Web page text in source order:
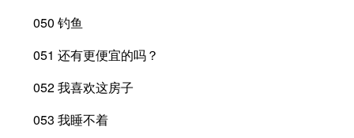
050 钓鱼
051 还有更便宜的吗？
052 我喜欢这房子
053 我睡不着